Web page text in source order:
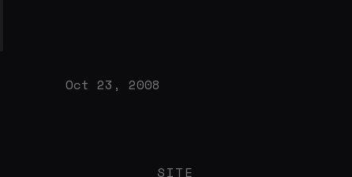
[http://microformats.org/wiki/Main_Page-jp]
Oct 23, 2008
SITE